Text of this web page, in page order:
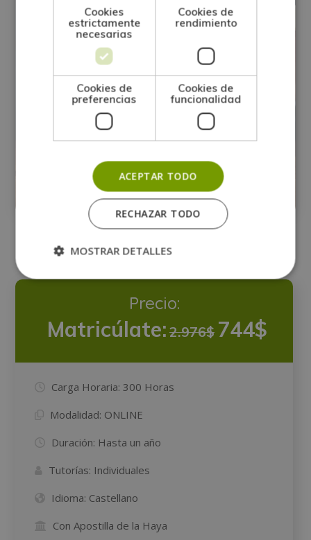
Maestría Internacional en Coaching
Matricúlate:
Precio:
Matricúlate:2.976$ 744$
Carga Horaria: 300 Horas
Modalidad: ONLINE
Duración: Hasta un año
Tutorías: Individuales
Idioma: Castellano
Con Apostilla de la Haya
Cookies
estrictamente
necesarias
Cookies de
rendimiento
Cookies de
preferencias
Cookies de
funcionalidad
ACEPTAR TODO
RECHAZAR TODO
MOSTRAR DETALLES